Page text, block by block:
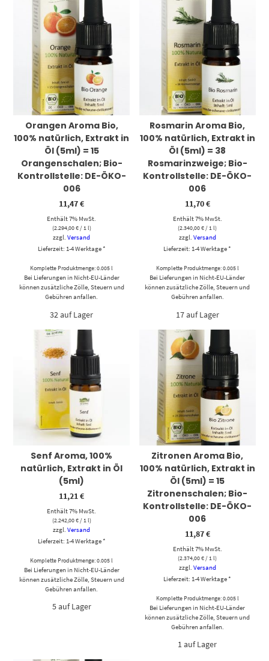
Orangen Aroma Bio,
100% natürlich, Extrakt in
Öl (5ml) = 15
Orangenschalen; Bio-
Kontrollstelle: DE-ÖKO-
006
11,47€
Enthält 7% MwSt.
(2.294,00€/ 1 l)
zzgl.Versand
Lieferzeit: 1-4 Werktage *
Komplette Produktmenge: 0.005 l
Bei Lieferungen in Nicht-EU-Länder
können zusätzliche Zölle, Steuern und
Gebühren anfallen.
32 auf Lager
Rosmarin Aroma Bio,
100% natürlich, Extrakt in
Öl (5ml) = 38
Rosmarinzweige; Bio-
Kontrollstelle: DE-ÖKO-
006
11,70€
Enthält 7% MwSt.
(2.340,00€/ 1 l)
zzgl. Versand
Lieferzeit: 1-4 Werktage *
Komplette Produktmenge: 0.005 l
Bei Lieferungen in Nicht-EU-Länder
können zusätzliche Zölle, Steuern und
Gebühren anfallen.
17 auf Lager
Senf Aroma, 100%
natürlich, Extrakt in Öl
(5ml)
11,21€
Enthält 7% MwSt.
(2.242,00€/ 1 l)
zzgl.Versand
Lieferzeit: 1-4 Werktage *
Komplette Produktmenge: 0.005 l
Bei Lieferungen in Nicht-EU-Länder
können zusätzliche Zölle, Steuern und
Gebühren anfallen.
5 auf Lager
Zitronen Aroma Bio,
100% natürlich, Extrakt in
Öl (5ml) = 15
Zitronenschalen; Bio-
Kontrollstelle: DE-ÖKO-
006
11,87€
Enthält 7% MwSt.
(2.374,00€/ 1 l)
zzgl. Versand
Lieferzeit: 1-4 Werktage *
Komplette Produktmenge: 0.005 l
Bei Lieferungen in Nicht-EU-Länder
können zusätzliche Zölle, Steuern und
Gebühren anfallen.
1 auf Lager